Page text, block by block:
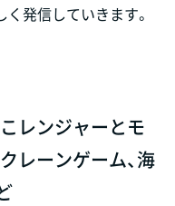
発信していきます。
レンジャーとモ
レーンゲーム、海